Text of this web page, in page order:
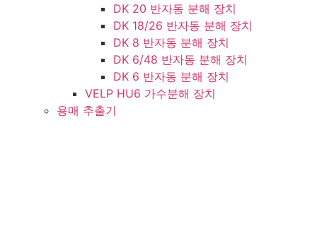
DK 20 반자동 분해 장치
DK 18/26 반자동 분해 장치
DK 8 반자동 분해 장치
DK 6/48 반자동 분해 장치
DK 6 반자동 분해 장치
VELP HU6 가수분해 장치
용매 추출기